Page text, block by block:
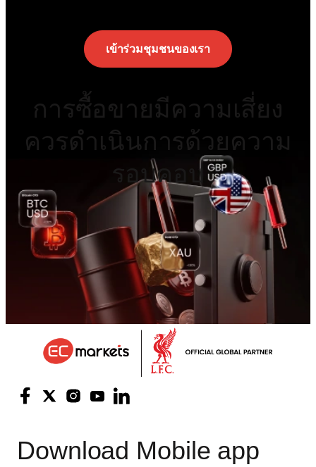
เข้าร่วมชุมชนของเรา
การซื้อขายมีความเสี่ยง
ควรดำเนินการด้วยความ
รอบคอบ
Download Mobile app